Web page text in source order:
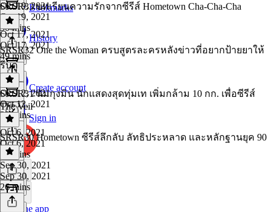
Bookmarks
History
Create account
Sign in
Get the app
Oct 19, 2021
Oct 19, 2021
30 mins
SRSR33 บทเรียนความรักจากซีรีส์ Hometown Cha-Cha-Cha
Oct 17, 2021
Oct 17, 2021
49 mins
SRSR32 One the Woman ครบสูตรละครหลังข่าวที่อยากป้ายยาให้
รีบดู
Oct 12, 2021
Oct 12, 2021
32 mins
SRSR31 นัมกุงมิน นักแสดงสุดทุ่มเท เพิ่มกล้าม 10 กก. เพื่อซีรีส์
The Veil
Oct 6, 2021
Oct 6, 2021
26 mins
SRSR30 Hometown ซีรีส์ลึกลับ ลัทธิประหลาด และหลักฐานยุค 90
Sep 30, 2021
Sep 30, 2021
26 mins